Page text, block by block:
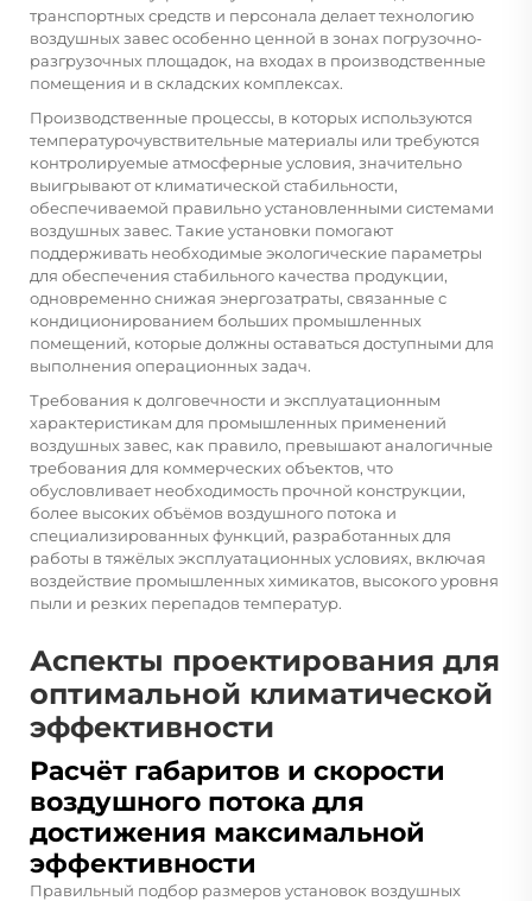
транспортных средств и персонала делает технологию
воздушных завес особенно ценной в зонах погрузочно-
разгрузочных площадок, на входах в производственные
помещения и в складских комплексах.
Производственные процессы, в которых используются
температурочувствительные материалы или требуются
контролируемые атмосферные условия, значительно
выигрывают от климатической стабильности,
обеспечиваемой правильно установленными системами
воздушных завес. Такие установки помогают
поддерживать необходимые экологические параметры
для обеспечения стабильного качества продукции,
одновременно снижая энергозатраты, связанные с
кондиционированием больших промышленных
помещений, которые должны оставаться доступными для
выполнения операционных задач.
Требования к долговечности и эксплуатационным
характеристикам для промышленных применений
воздушных завес, как правило, превышают аналогичные
требования для коммерческих объектов, что
обусловливает необходимость прочной конструкции,
более высоких объёмов воздушного потока и
специализированных функций, разработанных для
работы в тяжёлых эксплуатационных условиях, включая
воздействие промышленных химикатов, высокого уровня
пыли и резких перепадов температур.
Аспекты проектирования для
оптимальной климатической
эффективности
Расчёт габаритов и скорости
воздушного потока для
достижения максимальной
эффективности
Правильный подбор размеров установок воздушных